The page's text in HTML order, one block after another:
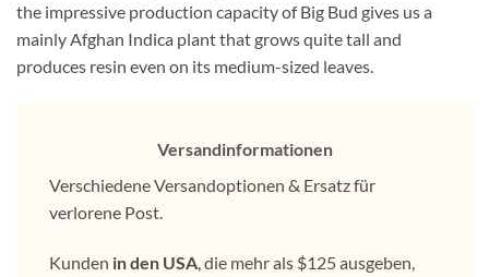
the impressive production capacity of Big Bud gives us a
mainly Afghan Indica plant that grows quite tall and
produces resin even on its medium-sized leaves.
Versandinformationen
Verschiedene Versandoptionen & Ersatz für
verlorene Post.
Kunden in den USA, die mehr als $125 ausgeben,